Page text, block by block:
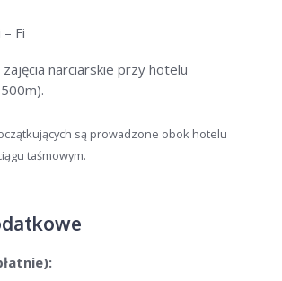
Fi
narciarskie przy hotelu
są prowadzone obok hotelu
taśmowym.